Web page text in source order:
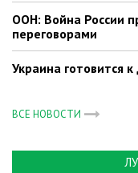
ООН: Война России
переговорами
Украина готовится
ВСЕ НОВОСТИ